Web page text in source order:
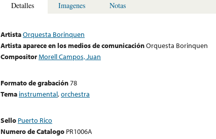
Detalles Imagenes Notas
ArtistaOrquesta Borinquen
Artista aparece en los medios de comunicaciónOrquesta Borinquen
CompositorMorell Campos, Juan
Formato de grabación78
Tema instrumental,orchestra
Sello Puerto Rico
Numero de Catalogo PR1006A